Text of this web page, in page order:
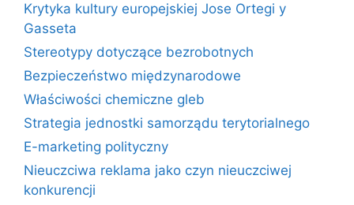
Krytyka kultury europejskiej Jose Ortegi y
Gasseta
Stereotypy dotyczące bezrobotnych
Bezpieczeństwo międzynarodowe
Właściwości chemiczne gleb
Strategia jednostki samorządu terytorialnego
E-marketing polityczny
Nieuczciwa reklama jako czyn nieuczciwej
konkurencji